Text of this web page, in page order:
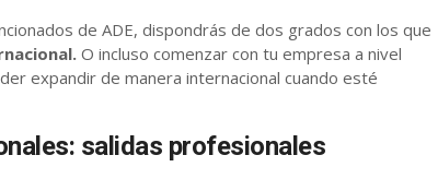
de ADE, dispondrás de dos grados con los que
O incluso comenzar con tu empresa a nivel
expandir de manera internacional cuando esté
salidas profesionales